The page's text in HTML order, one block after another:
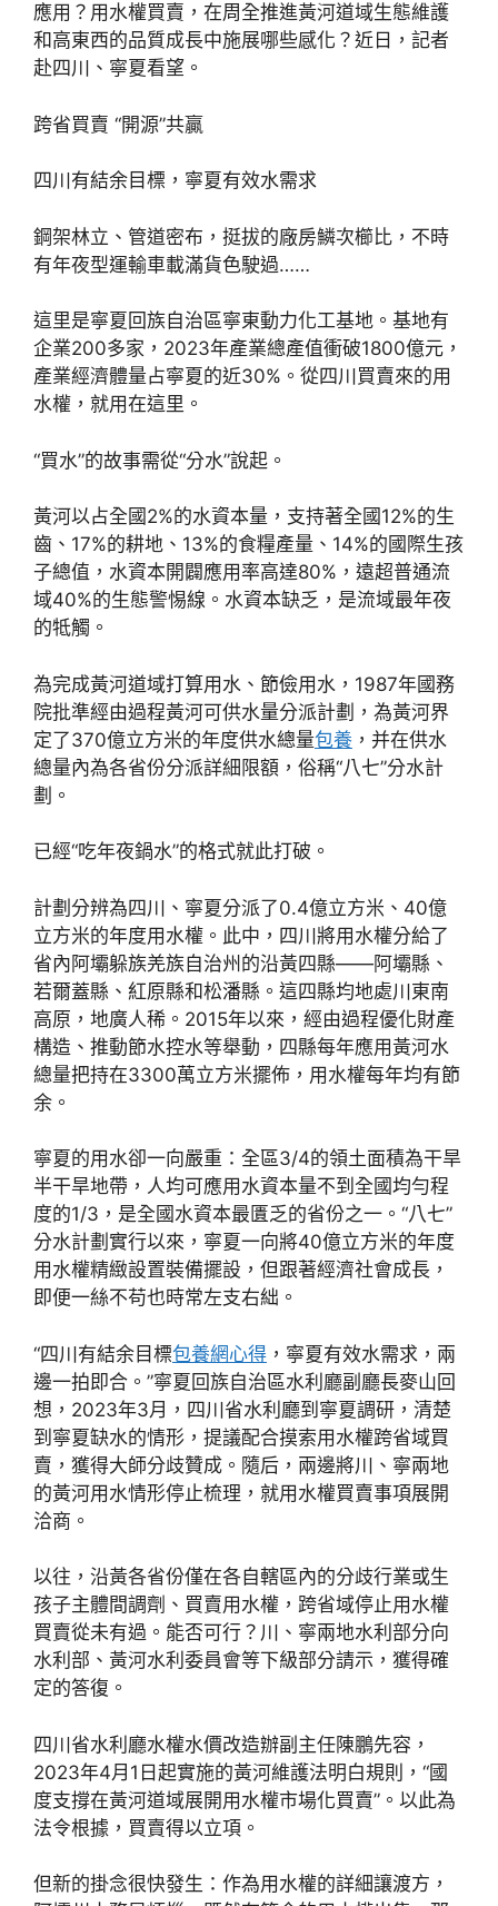
應用？用水權買賣，在周全推進黃河道域生態維護
和高東西的品質成長中施展哪些感化？近日，記者
赴四川、寧夏看望。
跨省買賣 “開源”共贏
四川有結余目標，寧夏有效水需求
鋼架林立、管道密布，挺拔的廠房鱗次櫛比，不時
有年夜型運輸車載滿貨色駛過……
這里是寧夏回族自治區寧東動力化工基地。基地有
企業200多家，2023年產業總產值衝破1800億元，
產業經濟體量占寧夏的近30%。從四川買賣來的用
水權，就用在這里。
“買水”的故事需從“分水”說起。
黃河以占全國2%的水資本量，支持著全國12%的生
齒、17%的耕地、13%的食糧產量、14%的國際生孩
子總值，水資本開闢應用率高達80%，遠超普通流
域40%的生態警惕線。水資本缺乏，是流域最年夜
的牴觸。
為完成黃河道域打算用水、節儉用水，1987年國務
院批準經由過程黃河可供水量分派計劃，為黃河界
定了370億立方米的年度供水總量包養 ，并在供水
總量內為各省份分派詳細限額，俗稱“八七”分水計
劃。
已經“吃年夜鍋水”的格式就此打破。
計劃分辨為四川、寧夏分派了0.4億立方米、40億
立方米的年度用水權。此中，四川將用水權分給了
省內阿壩躲族羌族自治州的沿黃四縣——阿壩縣、
若爾蓋縣、紅原縣和松潘縣。這四縣均地處川東南
高原，地廣人稀。2015年以來，經由過程優化財產
構造、推動節水控水等舉動，四縣每年應用黃河水
總量把持在3300萬立方米擺佈，用水權每年均有節
余。
寧夏的用水卻一向嚴重：全區3/4的領土面積為干旱
半干旱地帶，人均可應用水資本量不到全國均勻程
度的1/3，是全國水資本最匱乏的省份之一。“八七”
分水計劃實行以來，寧夏一向將40億立方米的年度
用水權精緻設置裝備擺設，但跟著經濟社會成長，
即便一絲不苟也時常左支右絀。
“四川有結余目標包養網心得 ，寧夏有效水需求，兩
邊一拍即合。”寧夏回族自治區水利廳副廳長麥山回
想，2023年3月，四川省水利廳到寧夏調研，清楚
到寧夏缺水的情形，提議配合摸索用水權跨省域買
賣，獲得大師分歧贊成。隨后，兩邊將川、寧兩地
的黃河用水情形停止梳理，就用水權買賣事項展開
洽商。
以往，沿黃各省份僅在各自轄區內的分歧行業或生
孩子主體間調劑、買賣用水權，跨省域停止用水權
買賣從未有過。能否可行？川、寧兩地水利部分向
水利部、黃河水利委員會等下級部分請示，獲得確
定的答復。
四川省水利廳水權水價改造辦副主任陳鵬先容，
2023年4月1日起實施的黃河維護法明白規則，“國
度支撐在黃河道域展開用水權市場化買賣”。以此為
法令根據，買賣得以立項。
但新的掛念很快發生：作為用水權的詳細讓渡方，